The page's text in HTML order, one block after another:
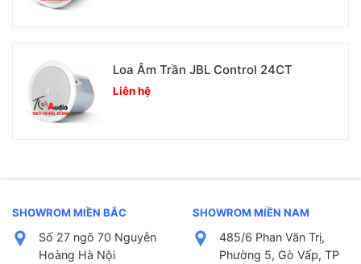
Loa Âm Trần JBL Control 24CT
Liên hệ
SHOWROM MIỀN BẮC
Số 27 ngõ 70 Nguyễn
Hoàng Hà Nội
SHOWROM MIỀN NAM
485/6 Phan Văn Trị,
Phường 5, Gò Vấp, TP